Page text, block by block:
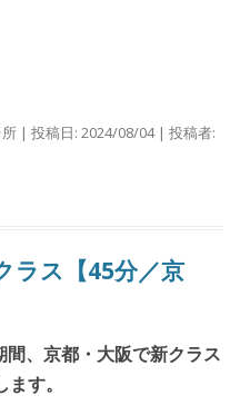
| 投稿日: 2024/08/04| 投稿者:
ラス【45分／京
、京都・大阪で新クラス
す。